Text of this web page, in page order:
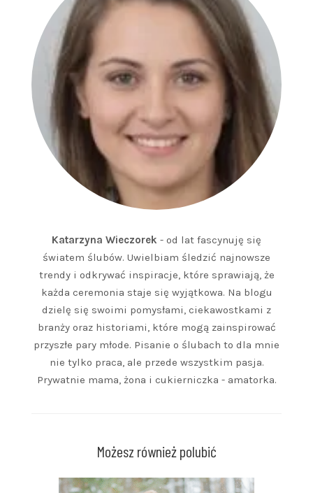
Katarzyna Wieczorek - od lat fascynuję się
światem ślubów. Uwielbiam śledzić najnowsze
trendy i odkrywać inspiracje, które sprawiają, że
każda ceremonia staje się wyjątkowa. Na blogu
dzielę się swoimi pomysłami, ciekawostkami z
branży oraz historiami, które mogą zainspirować
przyszłe pary młode. Pisanie o ślubach to dla mnie
nie tylko praca, ale przede wszystkim pasja.
Prywatnie mama, żona i cukierniczka - amatorka.
Możesz również polubić